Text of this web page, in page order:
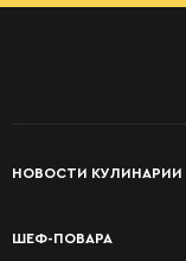
НОВОСТИ КУЛИНАРИИ
ШЕФ-ПОВАРА